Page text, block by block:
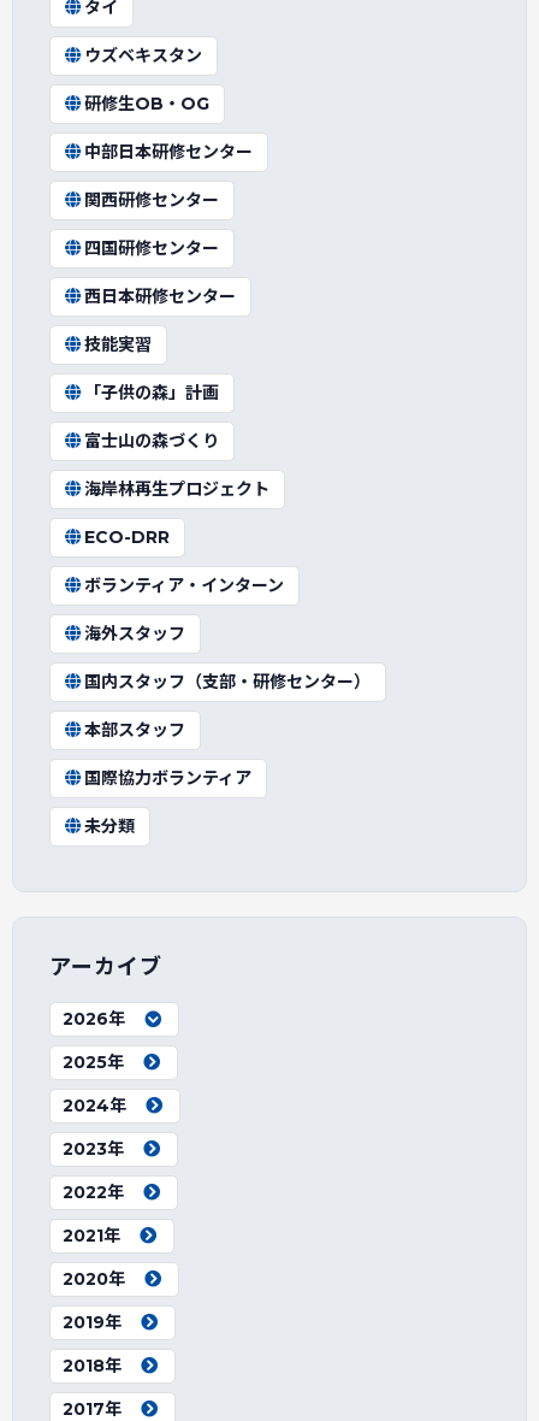
タイ
ウズベキスタン
研修生OB・OG
中部日本研修センター
関西研修センター
四国研修センター
西日本研修センター
技能実習
「子供の森」計画
富士山の森づくり
海岸林再生プロジェクト
ECO-DRR
ボランティア・インターン
海外スタッフ
国内スタッフ（支部・研修センター）
本部スタッフ
国際協力ボランティア
未分類
アーカイブ
2026年
2025年
2024年
2023年
2022年
2021年
2020年
2019年
2018年
2017年